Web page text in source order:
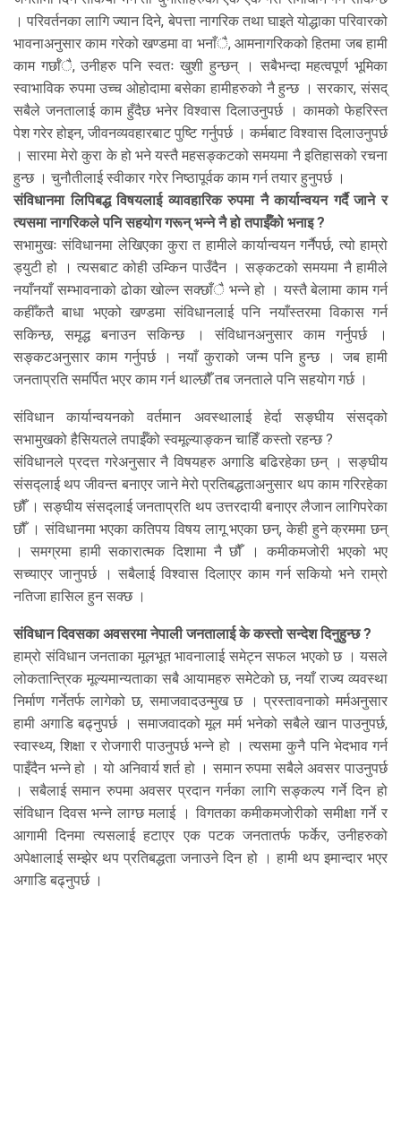
। परिवर्तनका लागि ज्यान दिने, बेपत्ता नागरिक तथा घाइते योद्धाका परिवारको
भावनाअनुसार काम गरेको खण्डमा वा भनाँै, आमनागरिकको हितमा जब हामी
काम गर्छाँै, उनीहरु पनि स्वतः खुशी हुन्छन् । सबैभन्दा महत्वपूर्ण भूमिका
स्वाभाविक रुपमा उच्च ओहोदामा बसेका हामीहरुको नै हुन्छ । सरकार, संसद्
सबैले जनतालाई काम हुँदैछ भनेर विश्वास दिलाउनुपर्छ । कामको फेहरिस्त
पेश गरेर होइन, जीवनव्यवहारबाट पुष्टि गर्नुपर्छ । कर्मबाट विश्वास दिलाउनुपर्छ
। सारमा मेरो कुरा के हो भने यस्तै महसङ्कटको समयमा नै इतिहासको रचना
हुन्छ । चुनौतीलाई स्वीकार गरेर निष्ठापूर्वक काम गर्न तयार हुनुपर्छ ।
संविधानमा लिपिबद्ध विषयलाई व्यावहारिक रुपमा नै कार्यान्वयन गर्दै जाने र
त्यसमा नागरिकले पनि सहयोग गरून् भन्ने नै हो तपाईँको भनाइ ?
सभामुखः संविधानमा लेखिएका कुरा त हामीले कार्यान्वयन गर्नैपर्छ, त्यो हाम्रो
ड्युटी हो । त्यसबाट कोही उम्किन पाउँदैन । सङ्कटको समयमा नै हामीले
नयाँनयाँ सम्भावनाको ढोका खोल्न सक्छाँै भन्ने हो । यस्तै बेलामा काम गर्न
कहीँकतै बाधा भएको खण्डमा संविधानलाई पनि नयाँस्तरमा विकास गर्न
सकिन्छ, समृद्ध बनाउन सकिन्छ । संंविधानअनुसार काम गर्नुपर्छ ।
सङ्कटअनुसार काम गर्नुपर्छ । नयाँ कुराको जन्म पनि हुन्छ । जब हामी
जनताप्रति समर्पित भएर काम गर्न थाल्छौँ तब जनताले पनि सहयोग गर्छ ।
संविधान कार्यान्वयनको वर्तमान अवस्थालाई हेर्दा सङ्घीय संसद्को
सभामुखको हैसियतले तपाईँको स्वमूल्याङ्कन चाहिँ कस्तो रहन्छ ?
संविधानले प्रदत्त गरेअनुसार नै विषयहरु अगाडि बढिरहेका छन् । सङ्घीय
संसद्लाई थप जीवन्त बनाएर जाने मेरो प्रतिबद्धताअनुसार थप काम गरिरहेका
छौँ । सङ्घीय संसद्लाई जनताप्रति थप उत्तरदायी बनाएर लैजान लागिपरेका
छौँ । संविधानमा भएका कतिपय विषय लागू भएका छन्, केही हुने क्रममा छन्
। समग्रमा हामी सकारात्मक दिशामा नै छौँ । कमीकमजोरी भएको भए
सच्याएर जानुपर्छ । सबैलाई विश्वास दिलाएर काम गर्न सकियो भने राम्रो
नतिजा हासिल हुन सक्छ ।
संविधान दिवसका अवसरमा नेपाली जनतालाई के कस्तो सन्देश दिनुहुन्छ ?
हाम्रो संविधान जनताका मूलभूत भावनालाई समेट्न सफल भएको छ । यसले
लोकतान्त्रिक मूल्यमान्यताका सबै आयामहरु समेटेको छ, नयाँ राज्य व्यवस्था
निर्माण गर्नेतर्फ लागेको छ, समाजवादउन्मुख छ । प्रस्तावनाको मर्मअनुसार
हामी अगाडि बढ्नुपर्छ । समाजवादको मूल मर्म भनेको सबैले खान पाउनुपर्छ,
स्वास्थ्य, शिक्षा र रोजगारी पाउनुपर्छ भन्ने हो । त्यसमा कुनै पनि भेदभाव गर्न
पाइँदैन भन्ने हो । यो अनिवार्य शर्त हो । समान रुपमा सबैले अवसर पाउनुपर्छ
। सबैलाई समान रुपमा अवसर प्रदान गर्नका लागि सङ्कल्प गर्ने दिन हो
संविधान दिवस भन्ने लाग्छ मलाई । विगतका कमीकमजोरीको समीक्षा गर्ने र
आगामी दिनमा त्यसलाई हटाएर एक पटक जनतातर्फ फर्केर, उनीहरुको
अपेक्षालाई सम्झेर थप प्रतिबद्धता जनाउने दिन हो । हामी थप इमान्दार भएर
अगाडि बढ्नुपर्छ ।